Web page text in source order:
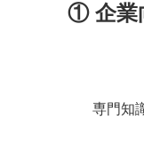
① 企業
専門知